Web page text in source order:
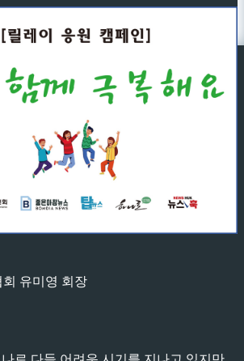
유미영 회장